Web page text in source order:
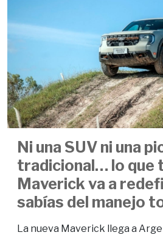
Ni una SUV ni una
tradicional… lo que
Maverick va a
sabías del manejo
La nueva Maverick llega a